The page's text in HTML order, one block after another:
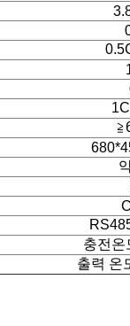
충전
출력